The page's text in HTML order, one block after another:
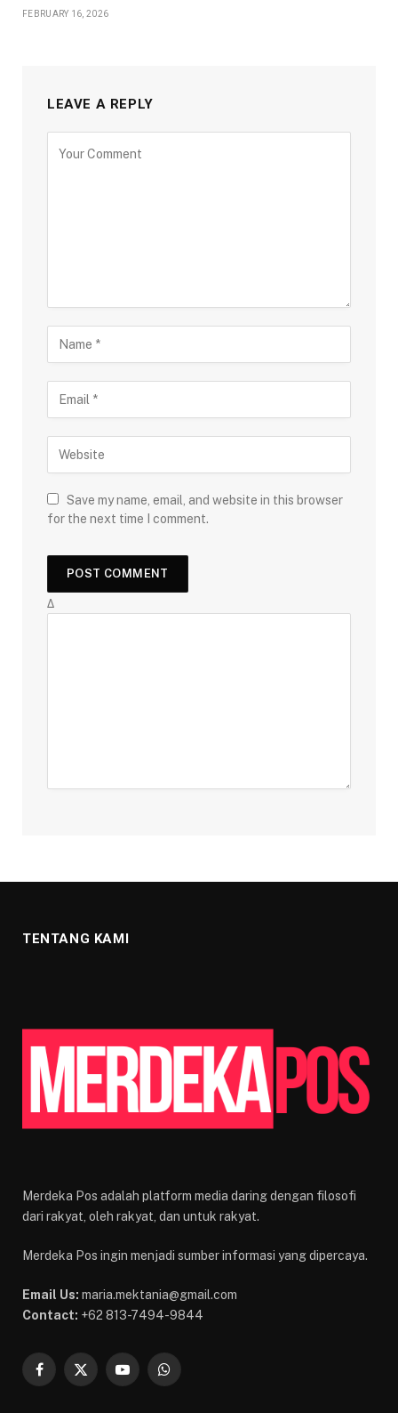
FEBRUARY 16, 2026
LEAVE A REPLY
Save my name, email, and website in this browser
for the next time I comment.
Δ
TENTANG KAMI
Merdeka Pos adalah platform media daring dengan filosofi
dari rakyat, oleh rakyat, dan untuk rakyat.
Merdeka Pos ingin menjadi sumber informasi yang dipercaya.
Email Us: maria.mektania@gmail.com
Contact: +62 813-7494-9844
Facebook
X
YouTubeWhatsApp